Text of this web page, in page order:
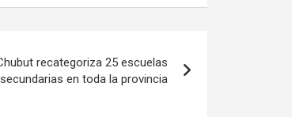
recategoriza 25 escuelas
secundarias en toda la provincia